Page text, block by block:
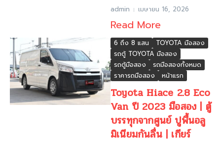
admin เมษายน 16, 2026
Read More
6 ถึง 8 แสน
TOYOTA มือสอง
รถตู้ TOYOTA มือสอง
รถตู้มือสอง
รถมือสองทั้งหมด
ราคารถมือสอง
หน้าแรก
Toyota Hiace 2.8 Eco
Van ปี 2023 มือสอง | ตู้
บรรทุกจากศูนย์ ปูพื้นอลู
มิเนียมกันลื่น | เกียร์